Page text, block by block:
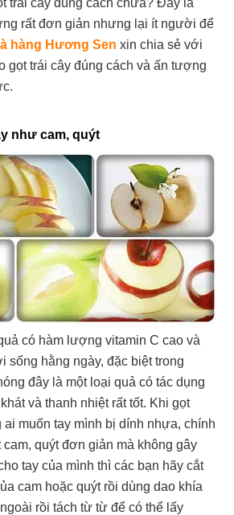
rất đơn giản nhưng lại ít người để
hàng Hương Sen xin chia sẻ với
gọt trái cây đúng cách và ấn tượng
như cam, quýt
có hàm lượng vitamin C cao và
sống hằng ngày, đặc biệt trong
đây là một loại quả có tác dụng
và thanh nhiệt rất tốt. Khi gọt
ai muốn tay mình bị dính nhựa, chính
cam, quýt đơn giản mà không gây
tay của mình thì các bạn hãy cắt
cam hoặc quýt rồi dùng dao khía
rồi tách từ từ để có thể lấy